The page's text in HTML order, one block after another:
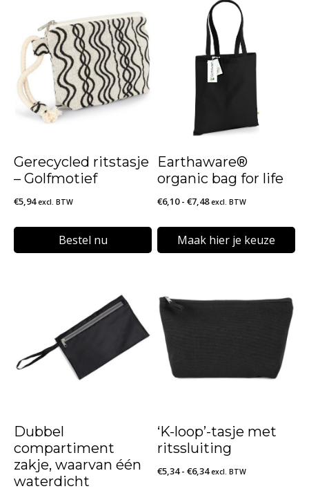
Gerecycled ritstasje
– Golfmotief
€5,94 excl. BTW
Bestel nu
Earthaware®
organic bag for life
€6,10 - €7,48Prijsklasse:
tot
€7,48
excl. BTW
Maak hier je keuze
heeft
meerdere
variaties.
Deze
gekozen
Dubbel
compartiment
zakje, waarvan één
waterdicht
‘K-loop’-tasje met
ritssluiting
€5,34 - €6,34Prijsklasse:
excl. BTW